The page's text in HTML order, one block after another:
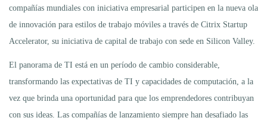
compañías mundiales con iniciativa empresarial participen en la nueva ola
de innovación para estilos de trabajo móviles a través de Citrix Startup
Accelerator, su iniciativa de capital de trabajo con sede en Silicon Valley.
El panorama de TI está en un período de cambio considerable,
transformando las expectativas de TI y capacidades de computación, a la
vez que brinda una oportunidad para que los emprendedores contribuyan
con sus ideas. Las compañías de lanzamiento siempre han desafiado las